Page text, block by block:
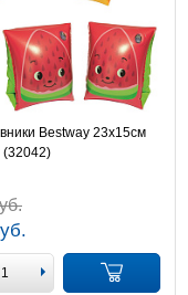
Bestway 23х15см
(32042)